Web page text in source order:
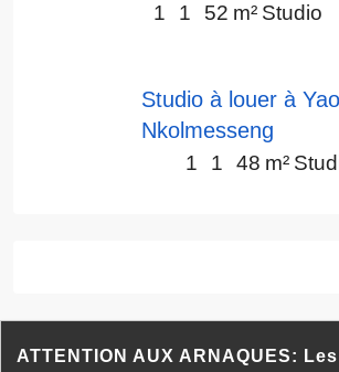
1 1 52 m² Studio
Studio à louer à
Nkolmesseng
1 1 48 m²
ATTENTION AUX ARNAQUES: